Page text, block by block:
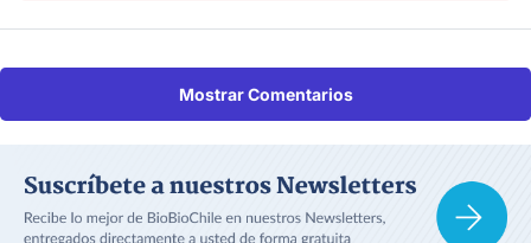
Mostrar Comentarios